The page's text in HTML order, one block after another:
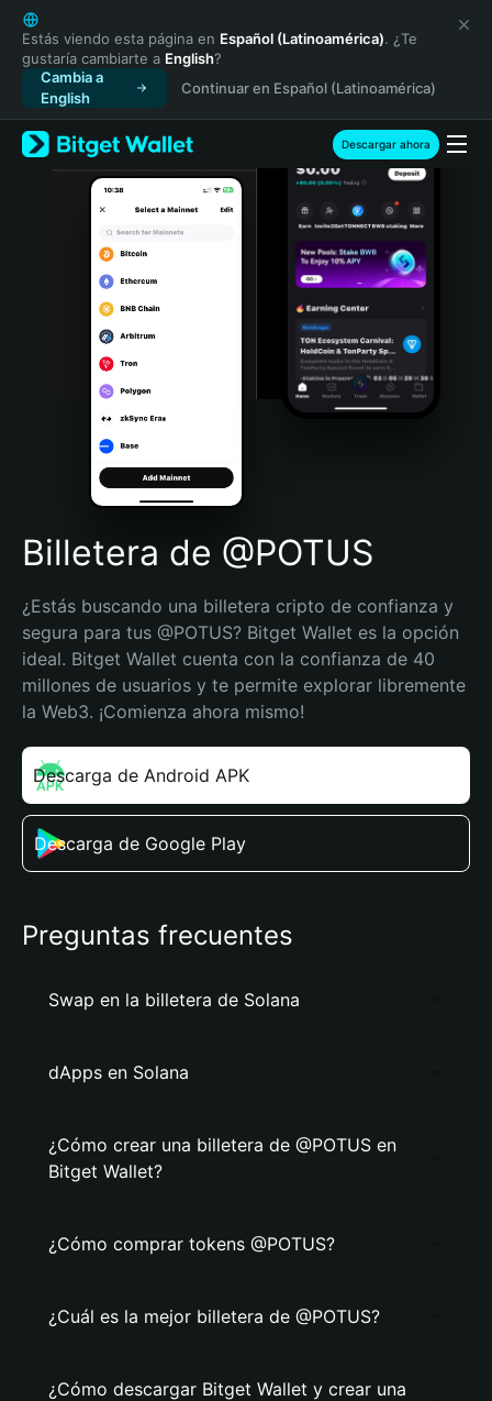
English
日本語
Tiếng Việt
Русский
Español (Latinoamérica)
Türkçe
Italiano
Português (Portugal)
Bahasa Indonesia
Português (Brasil)
Español (Argentina)
Estás viendo esta página en Español (Latinoamérica). ¿Te
gustaría cambiarte a English?
Cambia a
English
Continuar en Español (Latinoamérica)
Descargar ahora
Billetera de @POTUS
¿Estás buscando una billetera cripto de confianza y
segura para tus @POTUS? Bitget Wallet es la opción
ideal. Bitget Wallet cuenta con la confianza de 40
millones de usuarios y te permite explorar libremente
la Web3. ¡Comienza ahora mismo!
Descarga de Android APK
Descarga de Google Play
Preguntas frecuentes
Swap en la billetera de Solana
dApps en Solana
¿Cómo crear una billetera de @POTUS en
Bitget Wallet?
¿Cómo comprar tokens @POTUS?
¿Cuál es la mejor billetera de @POTUS?
¿Cómo descargar Bitget Wallet y crear una